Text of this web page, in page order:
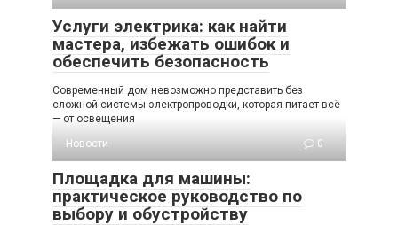
Услуги электрика: как найти
мастера, избежать ошибок и
обеспечить безопасность
Современный дом невозможно представить без
сложной системы электропроводки, которая питает всё
— от освещения
Новости
0
Площадка для машины:
практическое руководство по
выбору и обустройству